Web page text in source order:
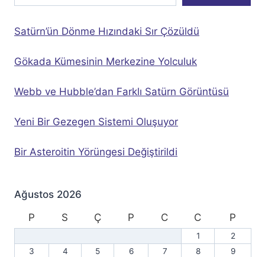
Satürn’ün Dönme Hızındaki Sır Çözüldü
Gökada Kümesinin Merkezine Yolculuk
Webb ve Hubble’dan Farklı Satürn Görüntüsü
Yeni Bir Gezegen Sistemi Oluşuyor
Bir Asteroitin Yörüngesi Değiştirildi
Ağustos 2026
P
S Ç P C C P
1
2
3
4 5 6 7 8
9